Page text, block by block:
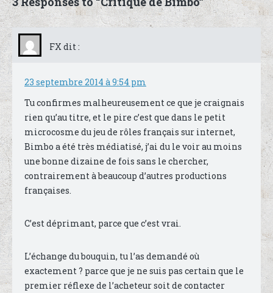
FX dit :
23 septembre 2014 à 9:54 pm
Tu confirmes malheureusement ce que je craignais
rien qu’au titre, et le pire c’est que dans le petit
microcosme du jeu de rôles français sur internet,
Bimbo a été très médiatisé, j’ai du le voir au moins
une bonne dizaine de fois sans le chercher,
contrairement à beaucoup d’autres productions
françaises.
C’est déprimant, parce que c’est vrai.
L’échange du bouquin, tu l’as demandé où
exactement ? parce que je ne suis pas certain que le
premier réflexe de l’acheteur soit de contacter